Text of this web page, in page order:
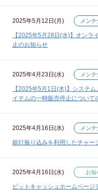
2025年5月12日(月) メンテ
【2025年5月28日(水)】オンラ
止のお知らせ
2025年4月23日(水) メンテ
【2025年5月1日(木)】システ
イテムの一時販売停止について
2025年4月16日(水) メンテ
銀行振り込みを利用したチャー
2025年4月16日(水) お知
ビットキャッシュホームページ